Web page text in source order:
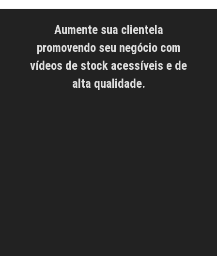
Aumente sua clientela
promovendo seu negócio com
vídeos de stock acessíveis e de
alta qualidade.